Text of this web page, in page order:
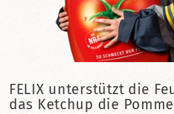
FELIX unterstützt die
das Ketchup die